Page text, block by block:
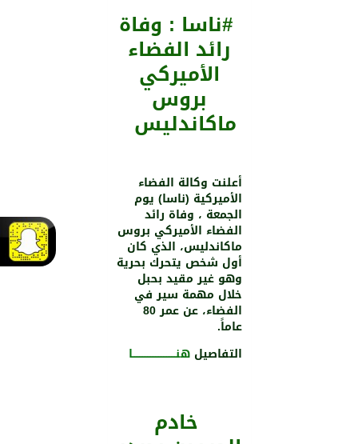
#ناسا : وفاة
رائد الفضاء
الأميركي
بروس
ماكاندليس
أعلنت وكالة الفضاء
الأميركية (ناسا) يوم
الجمعة ، وفاة رائد
الفضاء الأميركي بروس
ماكاندليس، الذي كان
أول شخص يتحرك بحرية
وهو غير مقيد بحبل
خلال مهمة سير في
الفضاء، عن عمر 80
عاماً.
التفاصيلهنـــــــــــــــــــــــــــا
خادم